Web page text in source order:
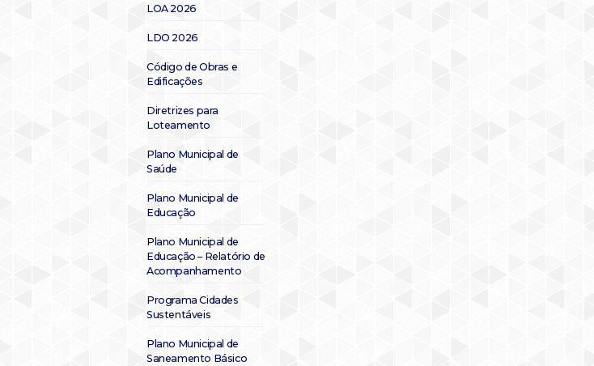
LOA 2026
LDO 2026
Código de Obras e
Edificações
Diretrizes para
Loteamento
Plano Municipal de
Saúde
Plano Municipal de
Educação
Plano Municipal de
Educação – Relatório de
Acompanhamento
Programa Cidades
Sustentáveis
Plano Municipal de
Saneamento Básico